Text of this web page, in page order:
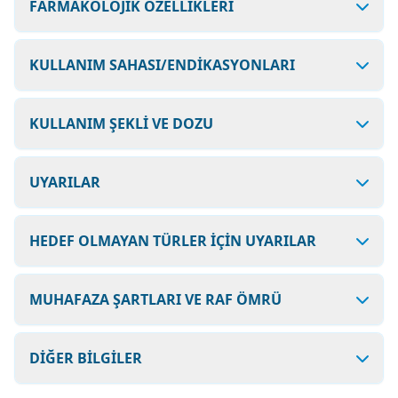
FARMAKOLOJİK ÖZELLİKLERİ
KULLANIM SAHASI/ENDİKASYONLARI
KULLANIM ŞEKLİ VE DOZU
UYARILAR
HEDEF OLMAYAN TÜRLER İÇİN UYARILAR
MUHAFAZA ŞARTLARI VE RAF ÖMRÜ
DİĞER BİLGİLER